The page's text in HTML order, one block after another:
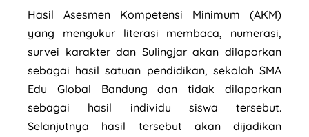
Hasil Asesmen Kompetensi Minimum (AKM)
yang mengukur literasi membaca, numerasi,
survei karakter dan Sulingjar akan dilaporkan
sebagai hasil satuan pendidikan, sekolah SMA
Edu Global Bandung dan tidak dilaporkan
sebagai hasil individu siswa tersebut.
Selanjutnya hasil tersebut akan dijadikan